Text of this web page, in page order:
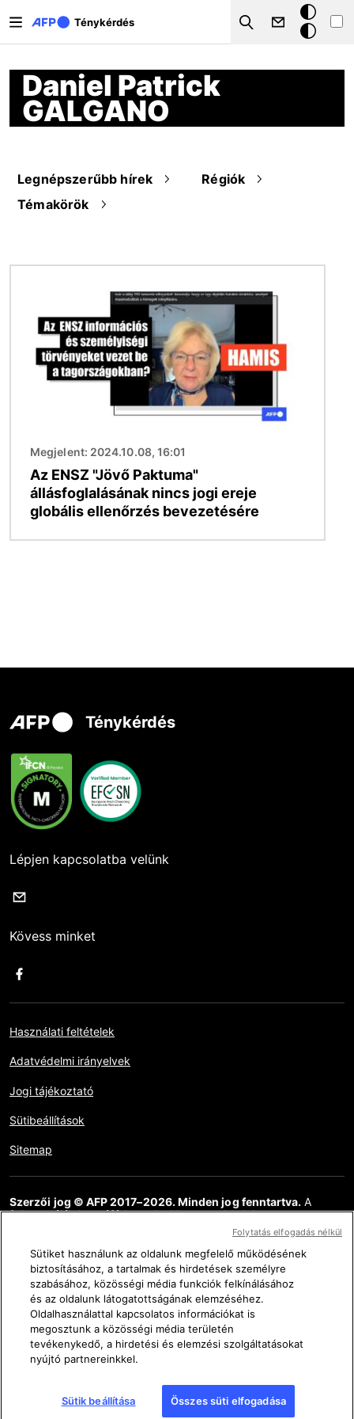
Ténykérdés
Search
Sötét
mód
Daniel Patrick
GALGANO
Legnépszerűbb hírek
Régiók
Témakörök
Megjelent: 2024.10.08, 16:01
Az ENSZ "Jövő Paktuma"
állásfoglalásának nincs jogi ereje
globális ellenőrzés bevezetésére
Ténykérdés
Lépjen kapcsolatba velünk
Kövess minket
Használati feltételek
Adatvédelmi irányelvek
Jogi tájékoztató
Sütibeállítások
Sitemap
Szerzői jog © AFP 2017–2026. Minden jog fenntartva. A
felhasználók hozzáférhetnek ehhez a webhelyhez,
megtekinthetik azt, és használhatják az elérhető megosztási
funkciókat is, de kizárólag csak személyes, magán és nem
kereskedelmi célokra. Bármely egyéb felhasználás, különösen a
weboldal tartalmának bármilyen sokszorosítása, közlése vagy
terjesztése, részlegesen vagy teljesen, bármilyen más célra és /
vagy bármilyen más eszközzel, az AFP-vel megkötött külön
licencszerződés nélkül szigorúan tilos. Az AFP Ténykérdés
linkjein keresztül ábrázolt vagy mellékelt anyagot olyan
mértékben közöljük, amely az érintett információk
ellenőrzésének helyes megértéséhez szükséges. Az AFP nem
szerzett semmilyen jogot a harmadik fél tartalmának szerzőitől
vagy szerzői jogainak tulajdonosaitól, és ezzel kapcsolatban
Sütiket használunk az oldalunk megfelelő működésének
biztosításához, a tartalmak és hirdetések személyre
szabásához, közösségi média funkciók felkínálásához
és az oldalunk látogatottságának elemzéséhez.
Oldalhasználattal kapcsolatos információkat is
megosztunk a közösségi média területén
tevékenykedő, a hirdetési és elemzési szolgáltatásokat
nyújtó partnereinkkel.
Sütik beállítása Összes süti elfogadása
Folytatás elfogadás nélkül